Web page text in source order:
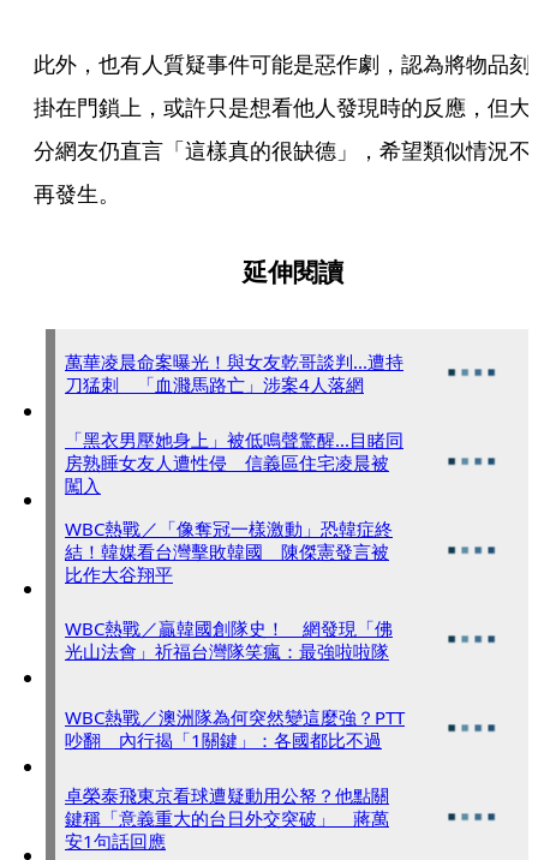
此外，也有人質疑事件可能是惡作劇，認為將物品刻
掛在門鎖上，或許只是想看他人發現時的反應，但大
分網友仍直言「這樣真的很缺德」，希望類似情況不
再發生。
延伸閱讀
萬華凌晨命案曝光！與女友乾哥談判...遭持
刀猛刺 「血濺馬路亡」涉案4人落網
「黑衣男壓她身上」被低鳴聲驚醒...目睹同
房熟睡女友人遭性侵 信義區住宅凌晨被
闖入
WBC熱戰／「像奪冠一樣激動」恐韓症終
結！韓媒看台灣擊敗韓國 陳傑憲發言被
比作大谷翔平
WBC熱戰／贏韓國創隊史！ 網發現「佛
光山法會」祈福台灣隊笑瘋：最強啦啦隊
WBC熱戰／澳洲隊為何突然變這麼強？PTT
吵翻 內行揭「1關鍵」：各國都比不過
卓榮泰飛東京看球遭疑動用公帑？他點關
鍵稱「意義重大的台日外交突破」 蔣萬
安1句話回應